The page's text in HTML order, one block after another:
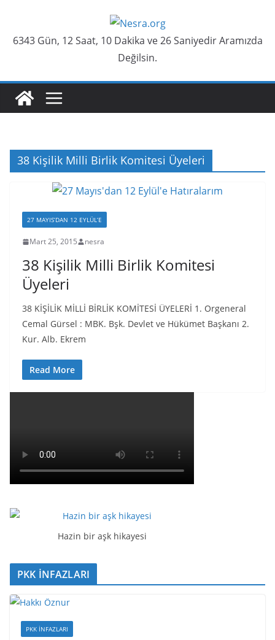
content
6343 Gün, 12 Saat, 10 Dakika ve 26 Saniyedir Aramızda
Değilsin.
38 Kişilik Milli Birlik Komitesi Üyeleri
27 MAYIS’DAN 12 EYLÜL’E
Mart 25, 2015 nesra
38 Kişilik Milli Birlik Komitesi
Üyeleri
38 KİŞİLİK MİLLİ BİRLİK KOMİTESİ ÜYELERİ 1. Orgeneral
Cemal Gürsel : MBK. Bşk. Devlet ve Hükümet Başkanı 2.
Kur. Alb. Ekrem
Read More
Hazin bir aşk hikayesi
PKK İNFAZLARI
PKK İNFAZLARI